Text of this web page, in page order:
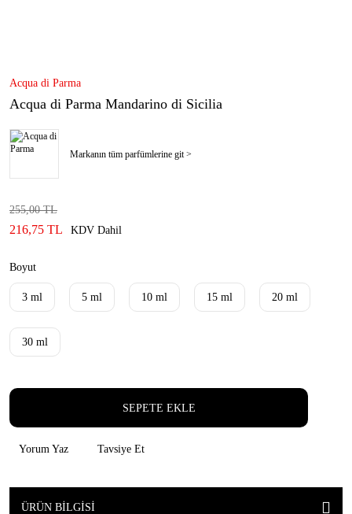
Acqua di Parma
Acqua di Parma Mandarino di Sicilia
Markanın tüm parfümlerine git >
255,00 TL
216,75 TL KDV Dahil
Boyut
3 ml 5 ml 10 ml 15 ml 20 ml
30 ml
SEPETE EKLE
Yorum Yaz Tavsiye Et
ÜRÜN BILGISI